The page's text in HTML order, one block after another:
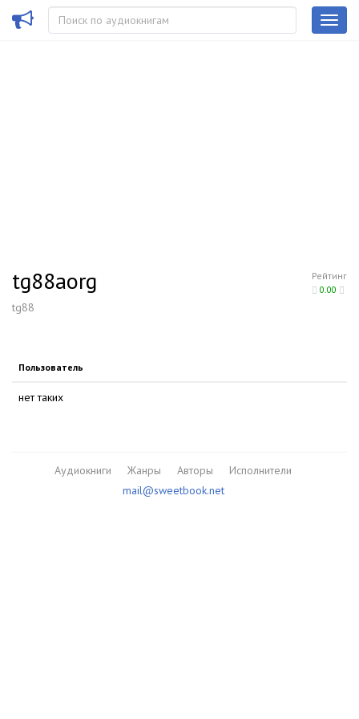
Рейтинг
0.00
tg88aorg
tg88
Пользователь
нет таких
Аудиокниги Жанры Авторы
Исполнители
mail@sweetbook.net